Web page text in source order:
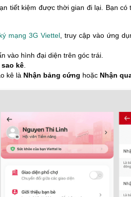
tiết kiệm được thời gian đi lại. Bạn
mạng 3G Viettel, truy cập vào ứng
vào hình đại diện trên góc trái.
sao kê.
kê là Nhận bảng cứng hoặc Nhận